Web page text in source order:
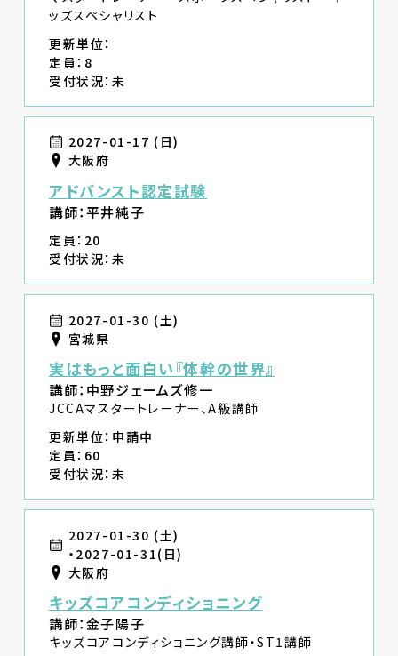
ッズスペシャリスト
更新単位：
定員：8
受付状況：未
2027-01-17 (日)
大阪府
アドバンスト認定試験
講師：平井純子
定員：20
受付状況：未
2027-01-30 (土)
宮城県
実はもっと面白い『体幹の世界』
講師：中野ジェームズ修一
JCCAマスタートレーナー、A級講師
更新単位：申請中
定員：60
受付状況：未
2027-01-30 (土)
・2027-01-31(日)
大阪府
キッズコアコンディショニング
講師：金子陽子
キッズコアコンディショニング講師・ST1講師